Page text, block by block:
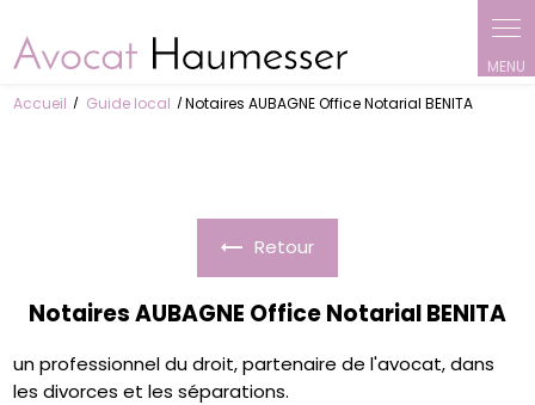
Accueil Guide local Notaires AUBAGNE Office Notarial BENITA
Retour
Notaires AUBAGNE Office Notarial BENITA
un professionnel du droit, partenaire de l'avocat, dans
les divorces et les séparations.